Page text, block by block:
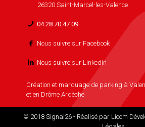
26320 Saint-Marcel-les-Valence
04 28 70 47 09
Nous suivre sur Facebook
Nous suivre sur Linkedin
Création et marquage de parking à
et en Drôme Ardèche
© 2018 Signal26 - Réalisé par Licom